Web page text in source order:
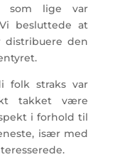
som lige var
besluttede at
distribuere den
folk straks var
takket være
i forhold til
især med